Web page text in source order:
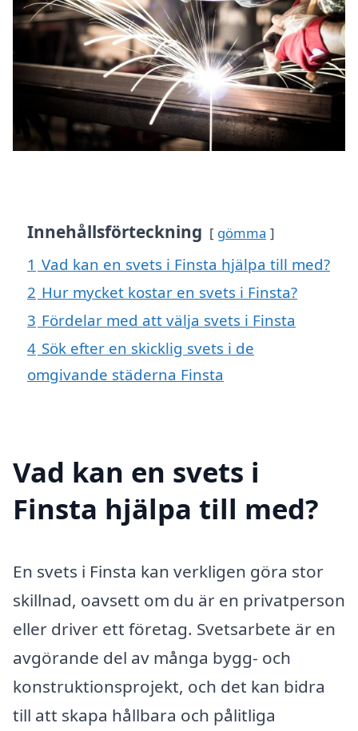
Innehållsförteckning gömma
1 Vad kan en svets i Finsta hjälpa till med?
2 Hur mycket kostar en svets i Finsta?
3 Fördelar med att välja svets i Finsta
4 Sök efter en skicklig svets i de
omgivande städerna Finsta
Vad kan en svets i
Finsta hjälpa till med?
En svets i Finsta kan verkligen göra stor
skillnad, oavsett om du är en privatperson
eller driver ett företag. Svetsarbete är en
avgörande del av många bygg- och
konstruktionsprojekt, och det kan bidra
till att skapa hållbara och pålitliga